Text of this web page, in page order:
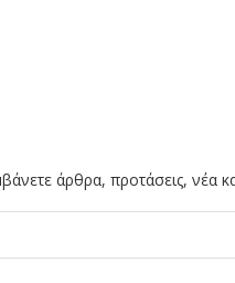
άρθρα, προτάσεις, νέα